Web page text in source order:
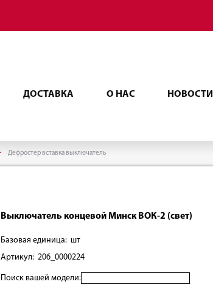
ДОСТАВКА О НАС НОВОСТИ
Дефростер вставка выключатель
Выключатель концевой Минск ВОК-2 (свет)
Базовая единица: шт
Артикул: 206_0000224
Поиск вашей модели: